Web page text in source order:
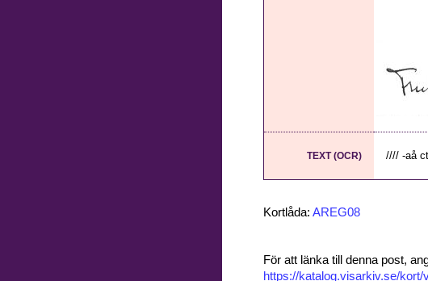
TEXT (OCR) //// -aå
Kortlåda: AREG08
För att länka till denna post,
https://katalog.visarkiv.se/